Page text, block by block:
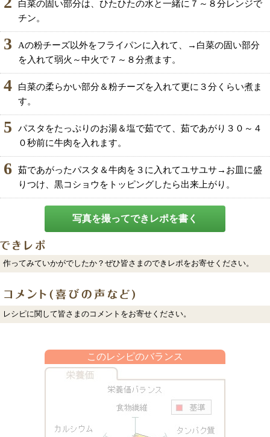
白菜の固い部分は、ひたひたの水と一緒に７～８分レンジで
チン。
3
Aの粉チーズ以外をフライパンに入れて、→白菜の固い部分
を入れて弱火～中火で７～８分煮ます。
4
白菜の柔らかい部分＆粉チーズを入れて更に３分くらい煮ま
す。
5
パスタをたっぷりのお湯＆塩で茹でて、茹であがり３０～４
０秒前に牛肉を入れます。
6
茹であがったパスタ＆牛肉を３に入れてユサユサ→お皿に盛
りつけ、黒コショウをトッピングしたら出来上がり。
写真を撮ってできレポを書く
作ってみていかがでしたか？ぜひ皆さまのできレポをお寄せください。
レシピに関して皆さまのコメントをお寄せください。
このレシピのバランス